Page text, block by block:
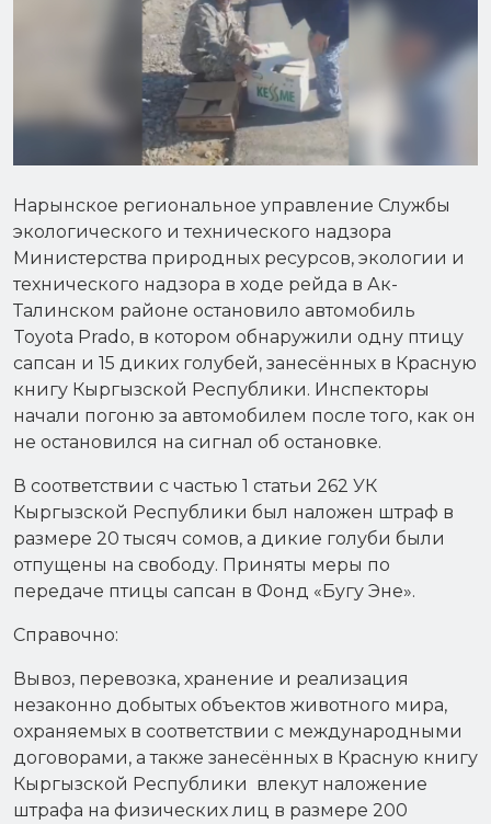
Нарынское региональное управление Службы
экологического и технического надзора
Министерства природных ресурсов, экологии и
технического надзора в ходе рейда в Ак-
Талинском районе остановило автомобиль
Toyota Prado, в котором обнаружили одну птицу
сапсан и 15 диких голубей, занесённых в Красную
книгу Кыргызской Республики. Инспекторы
начали погоню за автомобилем после того, как он
не остановился на сигнал об остановке.
В соответствии с частью 1 статьи 262 УК
Кыргызской Республики был наложен штраф в
размере 20 тысяч сомов, а дикие голуби были
отпущены на свободу. Приняты меры по
передаче птицы сапсан в Фонд «Бугу Эне».
Справочно:
Вывоз, перевозка, хранение и реализация
незаконно добытых объектов животного мира,
охраняемых в соответствии с международными
договорами, а также занесённых в Красную книгу
Кыргызской Республики влекут наложение
штрафа на физических лиц в размере 200